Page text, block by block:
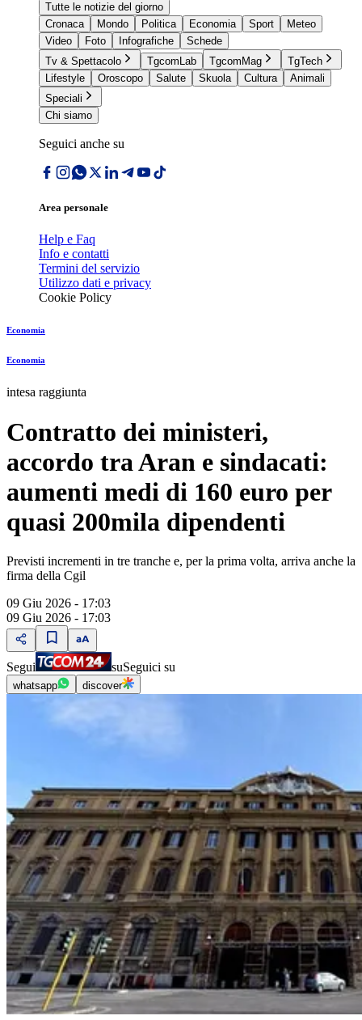
Tutte le notizie del giorno
Cronaca
Mondo Politica Economia Sport
Meteo
Video
Foto Infografiche
Schede
Tv & Spettacolo
TgcomLab TgcomMag
TgTech
Lifestyle
Oroscopo Salute Skuola Cultura
Animali
Speciali
Chi siamo
Seguici anche su
Area personale
Help e Faq
Info e contatti
Termini del servizio
Utilizzo dati e privacy
Cookie Policy
Economia
Economia
intesa raggiunta
Contratto dei ministeri,
accordo tra Aran e sindacati:
aumenti medi di 160 euro per
quasi 200mila dipendenti
Previsti incrementi in tre tranche e, per la prima volta, arriva anche la
firma della Cgil
09 Giu 2026 - 17:03
09 Giu 2026 - 17:03
Segui suSeguici su
whatsapp discover